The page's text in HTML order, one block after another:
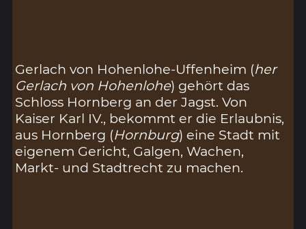
Gerlach von Hohenlohe-Uffenheim (her
Gerlach von Hohenlohe) gehört das
Schloss Hornberg an der Jagst. Von
Kaiser Karl IV., bekommt er die Erlaubnis,
aus Hornberg (Hornburg) eine Stadt mit
eigenem Gericht, Galgen, Wachen,
Markt- und Stadtrecht zu machen.